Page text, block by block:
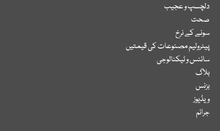
دلچسپ و عجیب
صحت
سونے کے نرخ
پیٹرولیم مصنوعات کی قیمتیں
سائنس و ٹیکنالوجی
بلاگ
بزنس
ویڈیوز
جرائم